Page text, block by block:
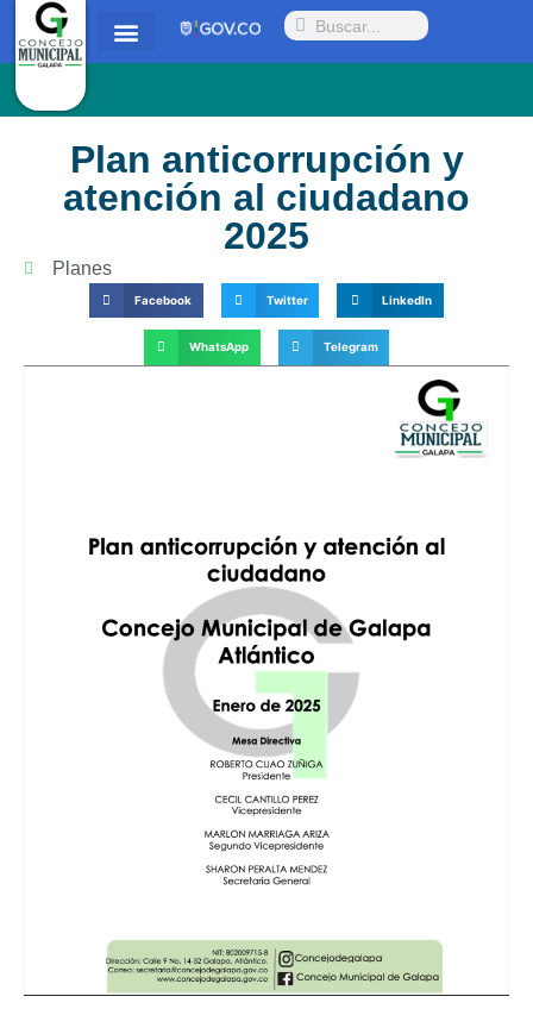
Plan anticorrupción y
atención al ciudadano
2025
Planes
Facebook Twitter LinkedIn
WhatsApp Telegram